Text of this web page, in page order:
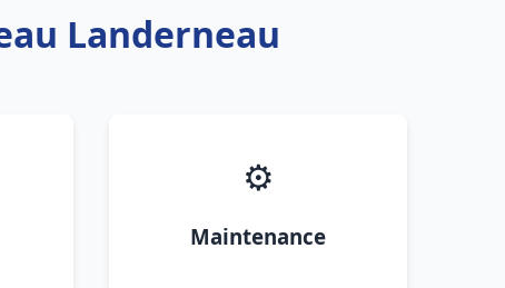
Landerneau
⚙️
Maintenance